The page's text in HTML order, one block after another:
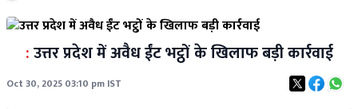
:उत्तर प्रदेश में अवैध ईंट भट्ठों के खिलाफ बड़ी कार्रवाई
Oct 30, 2025 03:10 pm IST